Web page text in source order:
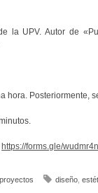
la UPV. Autor de
hora. Posteriormente,
https://forms.gle/
proyectos diseño,